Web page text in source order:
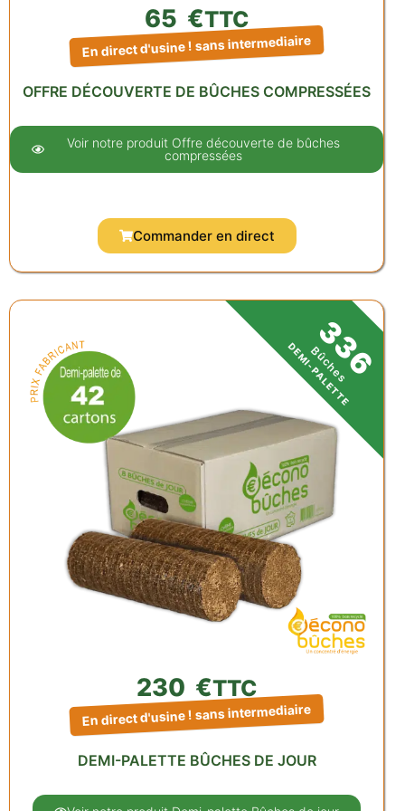
65 €TTC
En direct d'usine ! sans intermediaire
OFFRE DÉCOUVERTE DE BÛCHES COMPRESSÉES
Voir notre produit Offre découverte de bûches
compressées
Commander en direct
DEMI-PALETTE
336
Bûches
230 €TTC
En direct d'usine ! sans intermediaire
DEMI-PALETTE BÛCHES DE JOUR